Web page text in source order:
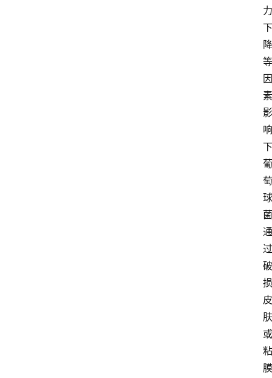
力
下
降
等
因
素
影
响
下
葡
萄
球
菌
通
过
破
损
皮
肤
或
粘
膜